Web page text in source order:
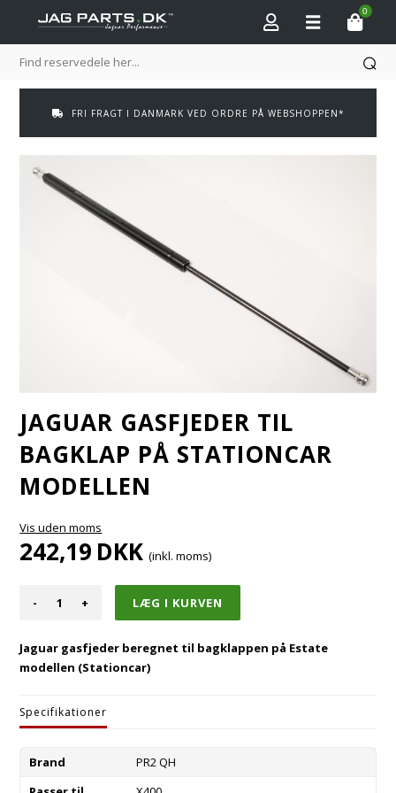
0
FRI FRAGT I DANMARK VED ORDRE PÅ WEBSHOPPEN*
JAGUAR GASFJEDER TIL
BAGKLAP PÅ STATIONCAR
MODELLEN
Vis uden moms
242,19 DKK (inkl. moms)
- +
Jaguar gasfjeder beregnet til bagklappen på Estate
modellen (Stationcar)
Specifikationer
Brand
PR2 QH